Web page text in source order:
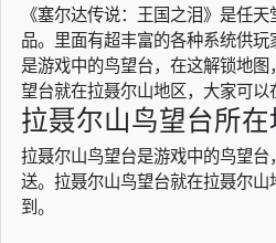
《塞尔达传说：王国之泪》是任
品。里面有超丰富的各种系统供
是游戏中的鸟望台，在这解锁地
望台就在拉聂尔山地区，大家可以
拉聂尔山鸟望台所
拉聂尔山鸟望台是游戏中的鸟望
送。拉聂尔山鸟望台就在拉聂尔
到。